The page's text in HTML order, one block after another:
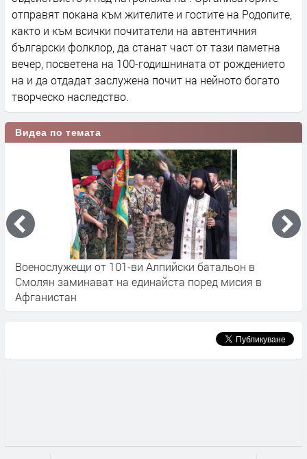
отправят покана към жителите и гостите на Родопите,
както и към всички почитатели на автентичния
български фолклор, да станат част от тази паметна
вечер, посветена на 100-годишнината от рождението
на и да отдадат заслужена почит на нейното богато
творческо наследство.
Видеа по темата
Военослужещи от 101-ви Алпийски батальон в
Смолян заминават на единайста поред мисия в
Афганистан